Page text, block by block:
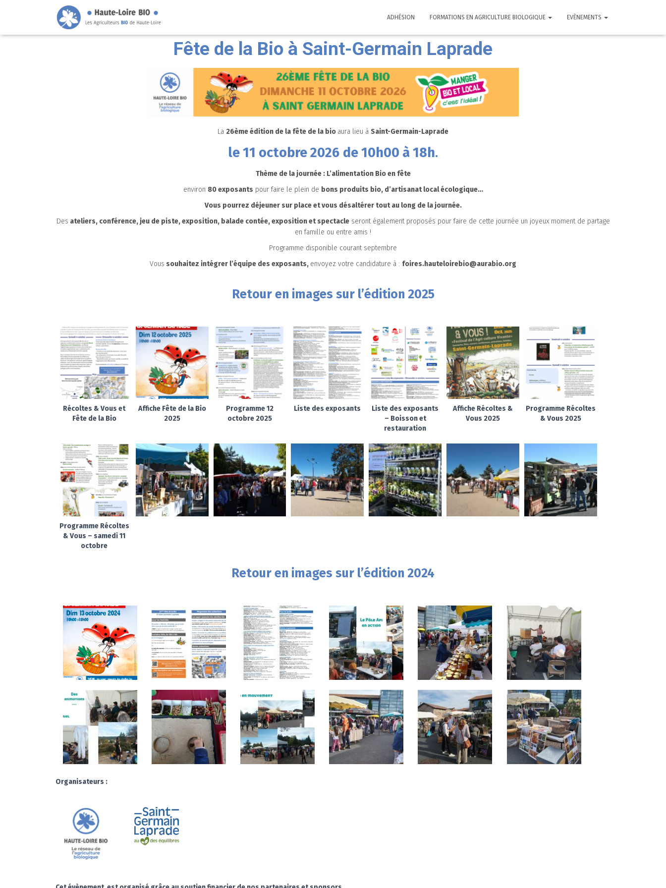
ADHÉSION FORMATIONS EN AGRICULTURE BIOLOGIQUE EVÈNEMENTS
Fête de la Bio à Saint-Germain Laprade
La 26ème édition de la fête de la bio aura lieu à Saint-Germain-Laprade
le 11 octobre 2026 de 10h00 à 18h.
Thème de la journée : L’alimentation Bio en fête
environ 80 exposants pour faire le plein de bons produits bio, d’artisanat local écologique…
Vous pourrez déjeuner sur place et vous désaltérer tout au long de la journée.
Des ateliers, conférence, jeu de piste, exposition, balade contée, exposition et spectacleseront également proposés pour faire de cette journée un joyeux moment de partage
en famille ou entre amis !
Programme disponible courant septembre
Vous souhaitez intégrer l’équipe des exposants, envoyez votre candidature à : foires.hauteloirebio@aurabio.org
Retour en images sur l’édition 2025
Récoltes & Vous et
Fête de la Bio
Affiche Fête de la Bio
2025
Programme 12
octobre 2025
Liste des exposants
Liste des exposants
– Boisson et
restauration
Affiche Récoltes &
Vous 2025
Programme Récoltes
& Vous 2025
Programme Récoltes
& Vous – samedi 11
octobre
Retour en images sur l’édition 2024
Organisateurs :